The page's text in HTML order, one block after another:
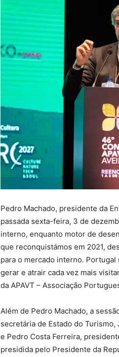
Pedro Machado, presidente da
passada sexta-feira, 3 de
interno, enquanto motor de
que reconquistámos em 2021,
para o mercado interno.
gerar e atrair cada vez mais
da APAVT – Associação
Além de Pedro Machado, a
secretária de Estado do
e Pedro Costa Ferreira,
presidida pelo Presidente da